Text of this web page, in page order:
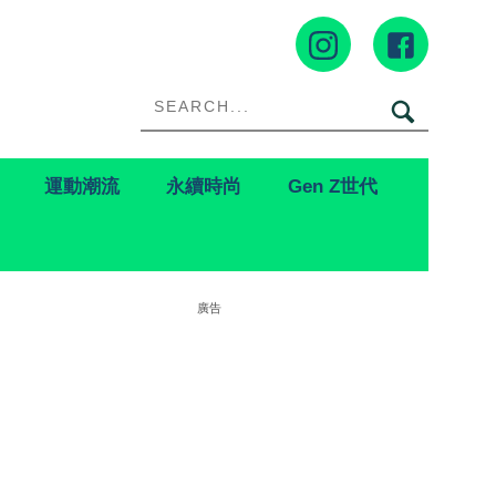
運動潮流 永續時尚 Gen Z世代
廣告